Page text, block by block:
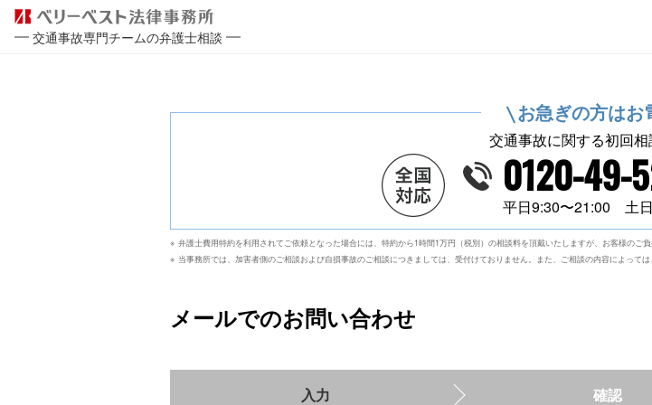
交通事故専門チームの弁護士相談
お急ぎの方はお
交通事故に関する初回相
0120-49-
平日9:30〜21:00 土
弁護士費用特約を利用されてご依頼となった場合には、特約から1時間1万円（税別）の相談料を頂戴いたしますが、お客様のご負
当事務所では、加害者側のご相談および自損事故のご相談につきましては、受付けておりません。また、ご相談の内容によって
メールでのお問い合わせ
入力 確認